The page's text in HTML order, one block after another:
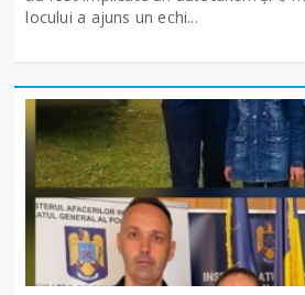
locului a ajuns un echi...